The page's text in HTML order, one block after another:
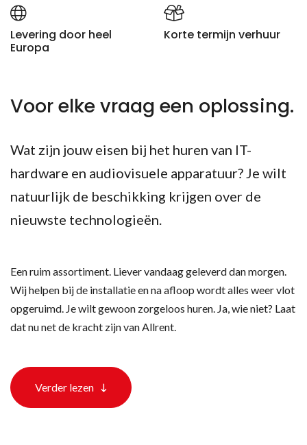
Levering door heel
Europa
Korte termijn verhuur
Voor elke vraag een oplossing.
Wat zijn jouw eisen bij het huren van IT-
hardware en audiovisuele apparatuur? Je wilt
natuurlijk de beschikking krijgen over de
nieuwste technologieën.
Een ruim assortiment. Liever vandaag geleverd dan morgen.
Wij helpen bij de installatie en na afloop wordt alles weer vlot
opgeruimd. Je wilt gewoon zorgeloos huren. Ja, wie niet? Laat
dat nu net de kracht zijn van Allrent.
Verder lezen